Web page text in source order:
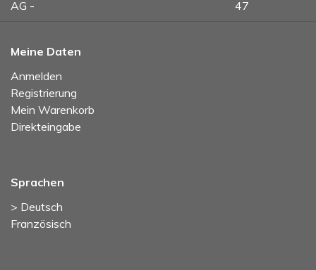
AG -
47
Meine Daten
Anmelden
Registrierung
Mein Warenkorb
Direkteingabe
Sprachen
> Deutsch
Französisch